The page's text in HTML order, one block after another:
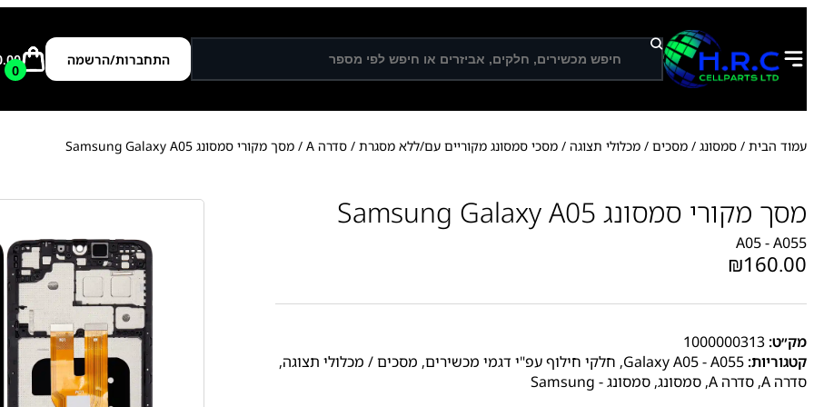
ח
י
פ
התחברות/הרשמה
0
עמוד הבית / סמסונג / מסכים / מכלולי תצוגה / מסכי סמסונג מקוריים עם/ללא מסגרת / סדרה A / מסך מקורי סמסונג Samsung Galaxy A05
מסך מקורי סמסונג Samsung Galaxy A05
A05 - A055
₪160.00
מק״ט: 1000000313
קטגוריות: Galaxy A05 - A055
, חלקי חילוף עפ"י דגמי מכשירים, מסכים / מכלולי תצוגה,
סדרה A
, סדרה A , סמסונג, סמסונג - Samsung